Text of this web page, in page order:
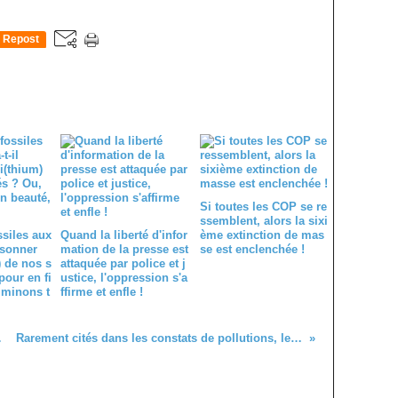
Repost
aux
de nos s
en fi
t
Quand la liberté d'infor
mation de la presse est
attaquée par police et j
ustice, l'oppression s'a
ffirme et enfle !
Si toutes les COP se re
ssemblent, alors la sixi
ème extinction de mas
se est enclenchée !
en vol ! Rarement cités dans les constats de pollutions, les résidus médicamenteux. Quid de leurs effets sanitaires et environnementaux ?